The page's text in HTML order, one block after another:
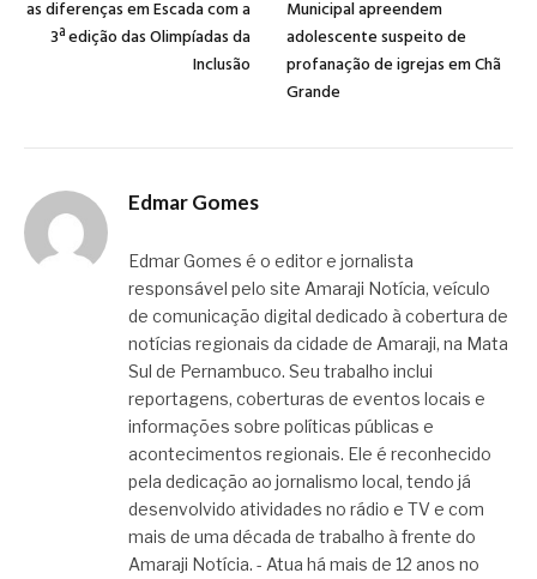
as diferenças em Escada com a
3ª edição das Olimpíadas da
Inclusão
Municipal apreendem
adolescente suspeito de
profanação de igrejas em Chã
Grande
Edmar Gomes
Edmar Gomes é o editor e jornalista
responsável pelo site Amaraji Notícia, veículo
de comunicação digital dedicado à cobertura de
notícias regionais da cidade de Amaraji, na Mata
Sul de Pernambuco. Seu trabalho inclui
reportagens, coberturas de eventos locais e
informações sobre políticas públicas e
acontecimentos regionais. Ele é reconhecido
pela dedicação ao jornalismo local, tendo já
desenvolvido atividades no rádio e TV e com
mais de uma década de trabalho à frente do
Amaraji Notícia. - Atua há mais de 12 anos no